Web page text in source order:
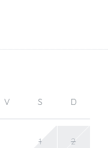
V S D
1 2